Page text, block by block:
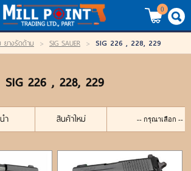
TH/EN
REGISTER
Wishlist
0
างรัดด้าม > SIG SAUER > SIG 226 , 228, 229
SIG 226 , 228, 229
ำ สินค้าใหม่